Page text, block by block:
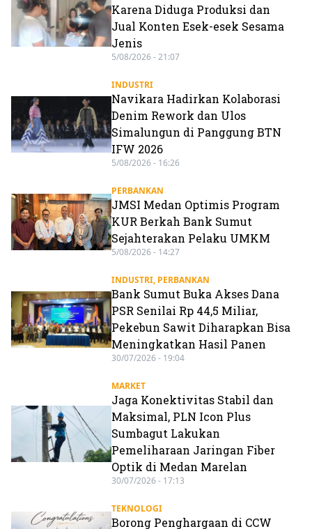
Karena Diduga Produksi dan
Jual Konten Esek-esek Sesama
Jenis
5/08/2026 - 21:07
INDUSTRI
Navikara Hadirkan Kolaborasi
Denim Rework dan Ulos
Simalungun di Panggung BTN
IFW 2026
5/08/2026 - 16:26
PERBANKAN
JMSI Medan Optimis Program
KUR Berkah Bank Sumut
Sejahterakan Pelaku UMKM
5/08/2026 - 14:27
INDUSTRI, PERBANKAN
Bank Sumut Buka Akses Dana
PSR Senilai Rp 44,5 Miliar,
Pekebun Sawit Diharapkan Bisa
Meningkatkan Hasil Panen
30/07/2026 - 19:04
MARKET
Jaga Konektivitas Stabil dan
Maksimal, PLN Icon Plus
Sumbagut Lakukan
Pemeliharaan Jaringan Fiber
Optik di Medan Marelan
30/07/2026 - 17:13
TEKNOLOGI
Borong Penghargaan di CCW